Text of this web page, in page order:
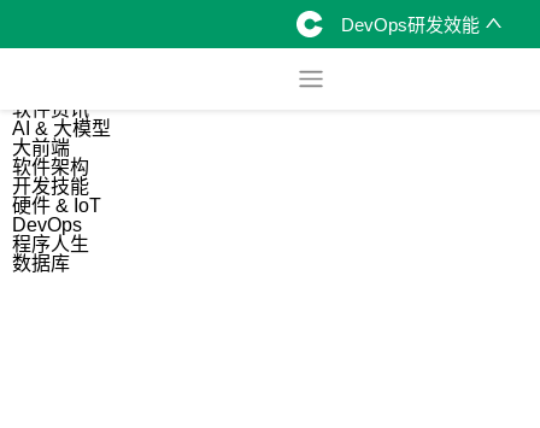
DevOps研发效能
软件资讯
AI & 大模型
大前端
软件架构
开发技能
硬件 & IoT
DevOps
程序人生
数据库